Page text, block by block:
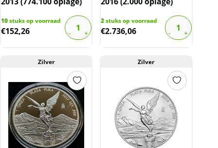
10stuks op voorraad
€152,26
2stuks op voorraad
€2.736,06
Zilver Zilver